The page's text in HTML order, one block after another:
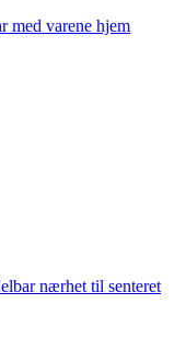
med varene hjem
nærhet til senteret